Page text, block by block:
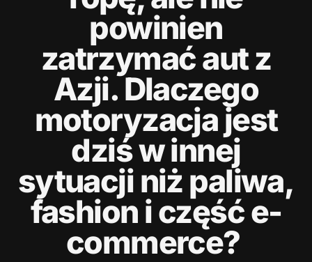
powinien
zatrzymać aut z
Azji. Dlaczego
motoryzacja jest
dziś w innej
sytuacji niż paliwa,
fashion i część e-
commerce?